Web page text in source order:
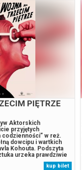
PIĘTRZE
Aktorskich
przyjętych
w reż.
dowcipu i wartkich
Kohouta. Podszyta
urzeka prawdziwie
aktualnością,
jak i przerażającą. W
kup bilet